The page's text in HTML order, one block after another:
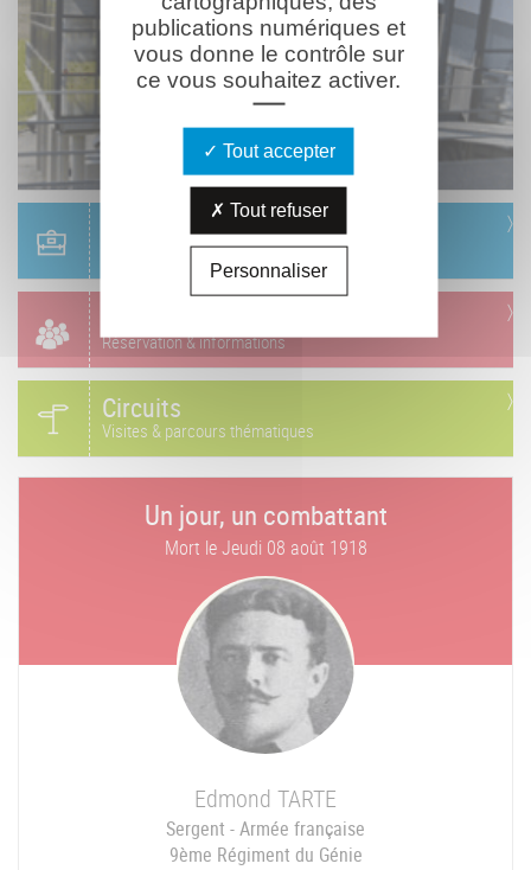
Réservation & informations
Réservation & informations
Circuits
Visites & parcours thématiques
Un jour, un combattant
Mort leJeudi 08 août 1918
Edmond TARTE
Sergent - Armée française
9ème Régiment du Génie
publications numériques et
vous donne le contrôle sur
ce vous souhaitez activer.
Tout accepter
Tout refuser
Personnaliser